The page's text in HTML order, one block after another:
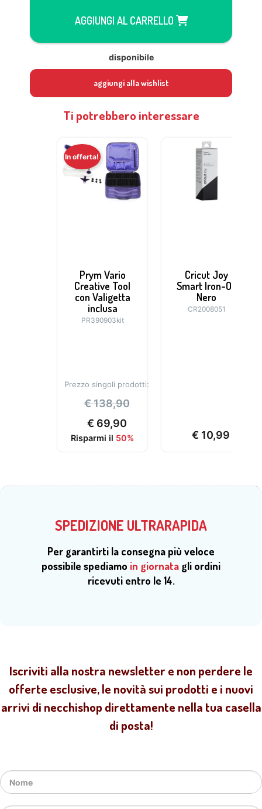
AGGIUNGI AL CARRELLO
disponibile
aggiungi alla wishlist
Ti potrebbero interessare
In offerta!
Prym Vario
Creative Tool
con Valigetta
inclusa
PR390903kit
Prezzo singoli prodotti:
€138,90
€ 69,90
Risparmi il 50%
Cricut Joy
Smart Iron-On
Nero
CR2008051
€ 10,99
SPEDIZIONE ULTRARAPIDA
Per garantirti la consegna più veloce
possibile spediamo in giornata gli ordini
ricevuti entro le 14.
Iscriviti alla nostra newsletter e non perdere le
offerte esclusive, le novità sui prodotti e i nuovi
arrivi di necchishop direttamente nella tua casella
di posta!